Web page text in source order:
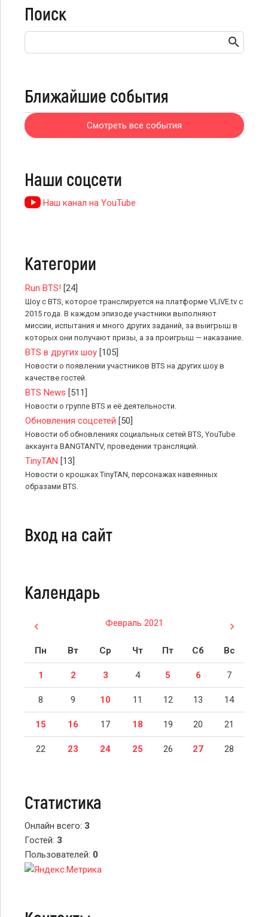
Поиск
Ближайшие события
Смотреть все события
Наши соцсети
Наш канал на YouTube
Категории
Run BTS! [24]
Шоу с BTS, которое транслируется на платформе VLIVE.tv с
2015 года. В каждом эпизоде участники выполняют
миссии, испытания и много других заданий, за выигрыш в
которых они получают призы, а за проигрыш — наказание.
BTS в других шоу [105]
Новости о появлении участников BTS на других шоу в
качестве гостей.
BTS News [511]
Новости о группе BTS и её деятельности.
Обновления соцсетей [50]
Новости об обновлениях социальных сетей BTS, YouTube
аккаунта BANGTANTV, проведении трансляций.
TinyTAN [13]
Новости о крошках TinyTAN, персонажах навеянных
образами BTS.
Вход на сайт
Календарь
Февраль 2021
Пн Вт Ср Чт Пт Сб Вс
1 2 3 4 5 6 7
8 9 10 11 12 13 14
15 16 17 18 19 20 21
22 23 24 25 26 27 28
Статистика
Онлайн всего: 3
Гостей: 3
Пользователей: 0